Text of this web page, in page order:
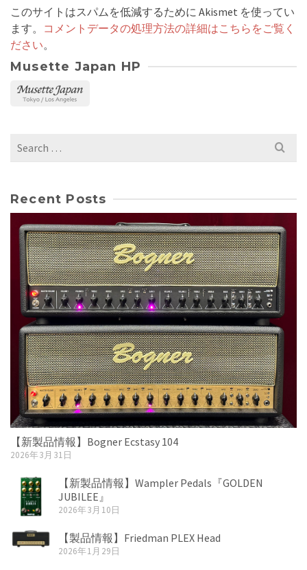
このサイトはスパムを低減するために Akismet を使ってい
ます。 コメントデータの処理方法の詳細はこちらをご覧く
ださい。
Musette Japan HP
Search
Recent Posts
【新製品情報】Bogner Ecstasy 104
2026年3月31日
【新製品情報】Wampler Pedals『GOLDEN
JUBILEE』
2026年3月10日
【製品情報】Friedman PLEX Head
2026年1月29日